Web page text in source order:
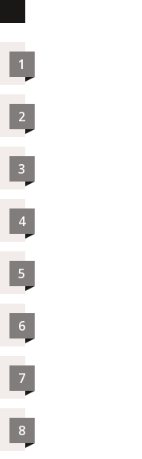
1
2
3
4
5
6
7
8